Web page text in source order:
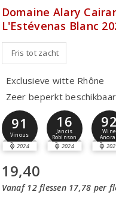
Domaine Alary
L'Estévenas Blanc
Fris tot zacht
Exclusieve witte Rhône
Zeer beperkt beschikbaar
91
Vinous
2024
16
Jancis
Robinson
2024
92
Wine
19,40
Vanaf 12 flessen 17,78 per